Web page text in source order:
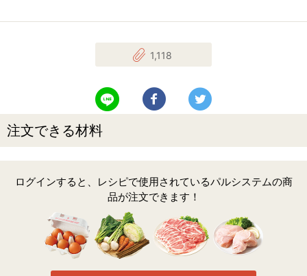
1,118
LINEで送る Facebookでシェアする
注文できる材料
ログインすると、レシピで使用されているパルシステムの商
品が注文できます！